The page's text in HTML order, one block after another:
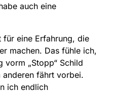
auch eine
für eine Erfahrung, die
machen. Das fühle ich,
vorm „Stopp“ Schild
anderen fährt vorbei.
ich endlich